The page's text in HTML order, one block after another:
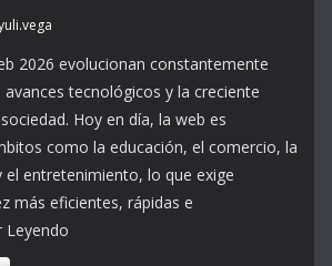
2026 evolucionan constantemente
tecnológicos y la creciente
Hoy en día, la web es
como la educación, el comercio, la
el entretenimiento, lo que exige
más eficientes, rápidas e
Leyendo